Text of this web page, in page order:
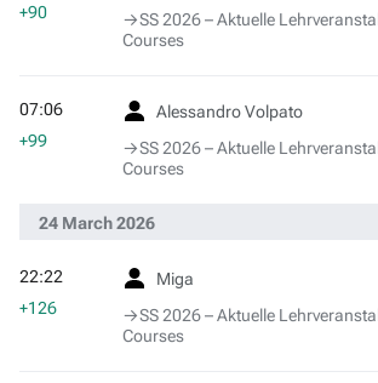
→‎SS 2026 – Aktuelle
Courses
+90
Alessandro Volpato
→‎SS 2026 – Aktuelle
Courses
07:06
+99
24 March 2026
Miga
→‎SS 2026 – Aktuelle
Courses
22:22
+126